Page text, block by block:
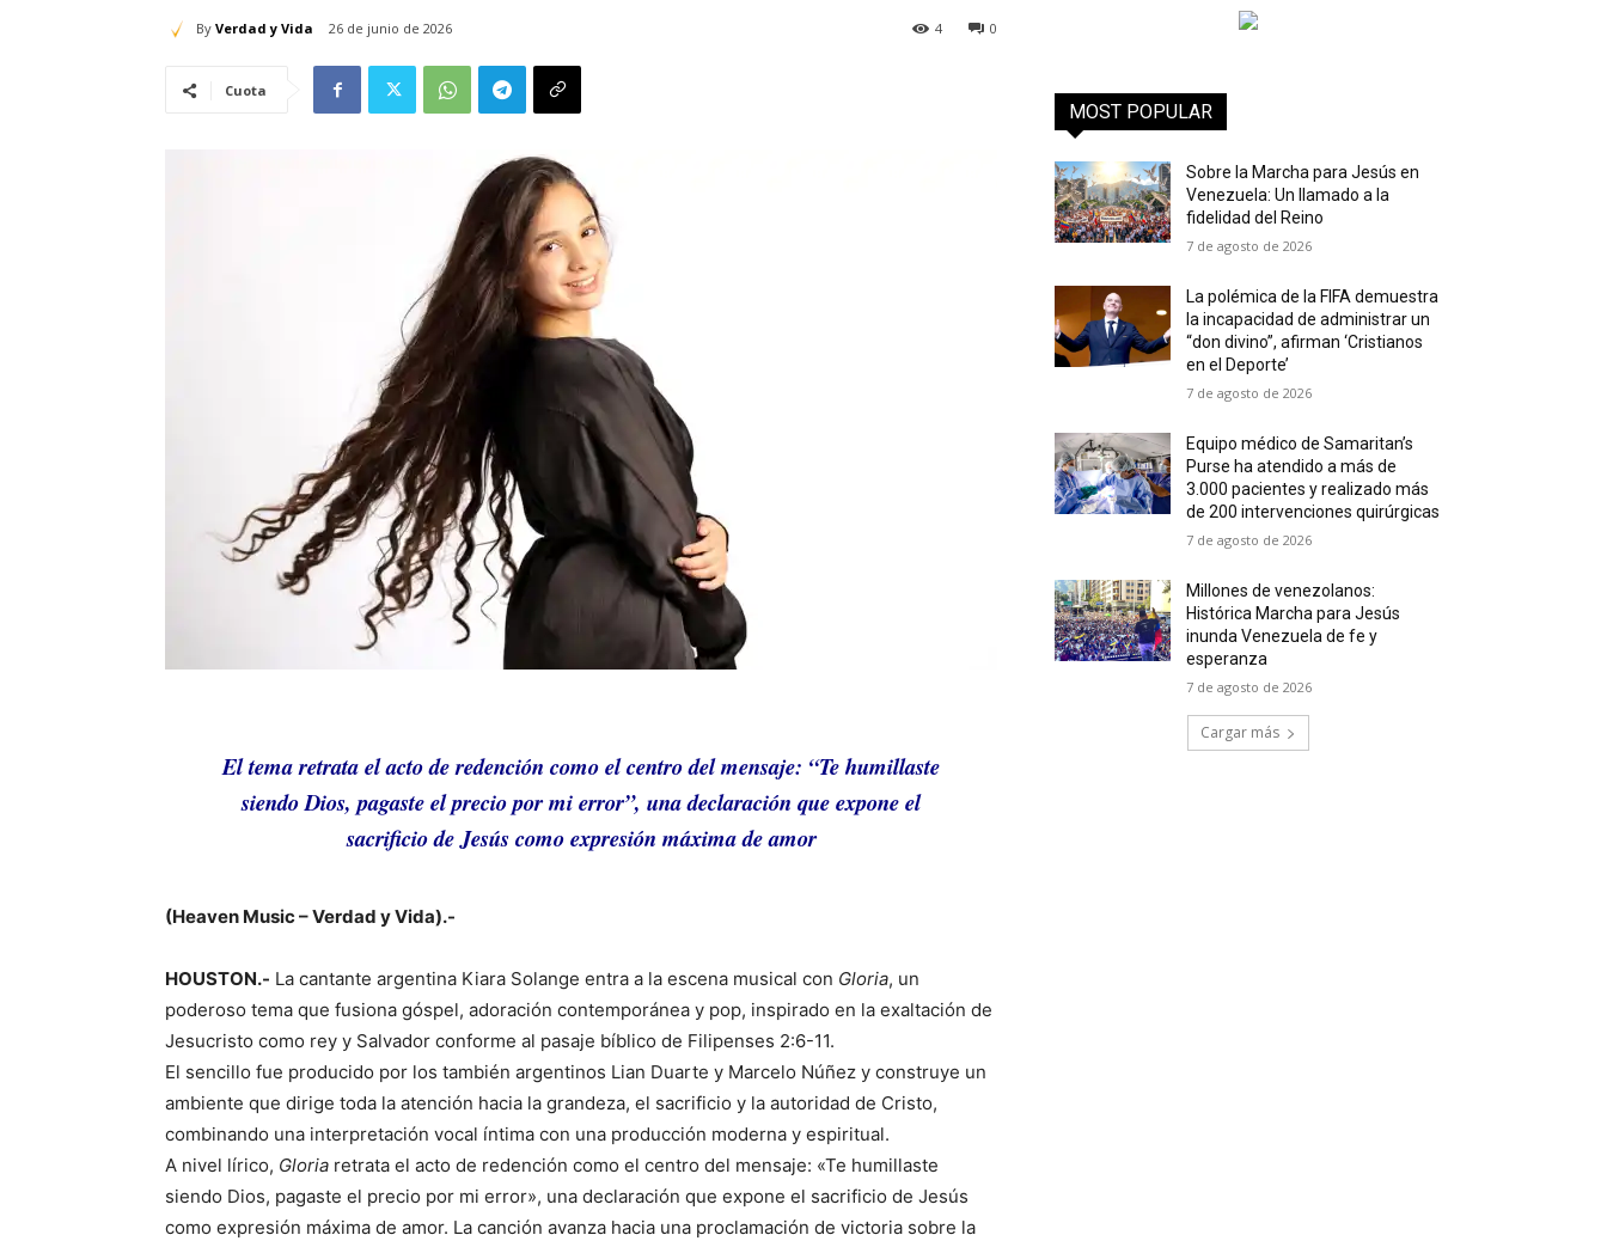
By Verdad y Vida 26 de junio de 2026 0
4
Cuota
El tema retrata el acto de redención como el centro del mensaje: “Te humillaste
siendo Dios, pagaste el precio por mi error”, una declaración que expone el
sacrificio de Jesús como expresión máxima de amor
(Heaven Music – Verdad y Vida).-
HOUSTON.- La cantante argentina Kiara Solange entra a la escena musical con Gloria, un
poderoso tema que fusiona góspel, adoración contemporánea y pop, inspirado en la exaltación de
Jesucristo como rey y Salvador conforme al pasaje bíblico de Filipenses 2:6-11.
El sencillo fue producido por los también argentinos Lian Duarte y Marcelo Núñez y construye un
ambiente que dirige toda la atención hacia la grandeza, el sacrificio y la autoridad de Cristo,
combinando una interpretación vocal íntima con una producción moderna y espiritual.
A nivel lírico, Gloria retrata el acto de redención como el centro del mensaje: «Te humillaste
siendo Dios, pagaste el precio por mi error», una declaración que expone el sacrificio de Jesús
como expresión máxima de amor. La canción avanza hacia una proclamación de victoria sobre la
MOST POPULAR
Sobre la Marcha para Jesús en
Venezuela: Un llamado a la
fidelidad del Reino
7 de agosto de 2026
La polémica de la FIFA demuestra
la incapacidad de administrar un
“don divino”, afirman ‘Cristianos
en el Deporte’
7 de agosto de 2026
Equipo médico de Samaritan’s
Purse ha atendido a más de
3.000 pacientes y realizado más
de 200 intervenciones quirúrgicas
7 de agosto de 2026
Millones de venezolanos:
Histórica Marcha para Jesús
inunda Venezuela de fe y
esperanza
7 de agosto de 2026
Cargar más